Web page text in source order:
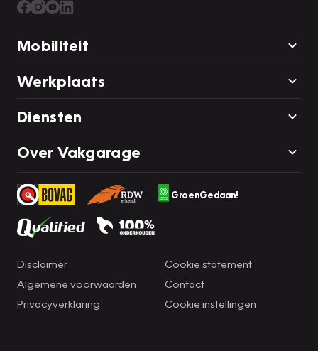
Mobiliteit
Werkplaats
Diensten
Over Vakgarage
GroenGedaan!
Disclaimer
Algemene voorwaarden
Privacyverklaring
Cookie statement
Contact
Cookie instellingen